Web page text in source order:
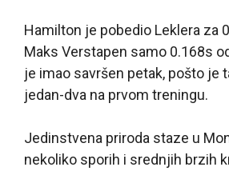
Hamilton je pobedio Leklera za
Maks Verstapen samo 0.168s
je imao savršen petak, pošto je
jedan-dva na prvom treningu.
Jedinstvena priroda staze u
nekoliko sporih i srednjih brzih